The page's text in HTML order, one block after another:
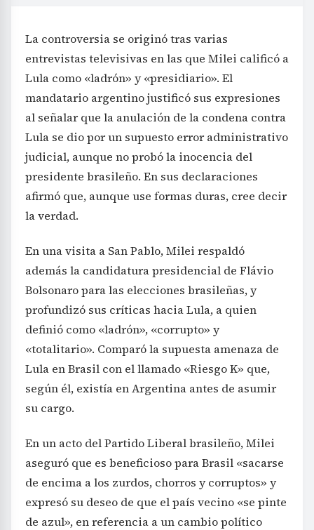
La controversia se originó tras varias
entrevistas televisivas en las que Milei calificó a
Lula como «ladrón» y «presidiario». El
mandatario argentino justificó sus expresiones
al señalar que la anulación de la condena contra
Lula se dio por un supuesto error administrativo
judicial, aunque no probó la inocencia del
presidente brasileño. En sus declaraciones
afirmó que, aunque use formas duras, cree decir
la verdad.
En una visita a San Pablo, Milei respaldó
además la candidatura presidencial de Flávio
Bolsonaro para las elecciones brasileñas, y
profundizó sus críticas hacia Lula, a quien
definió como «ladrón», «corrupto» y
«totalitario». Comparó la supuesta amenaza de
Lula en Brasil con el llamado «Riesgo K» que,
según él, existía en Argentina antes de asumir
su cargo.
En un acto del Partido Liberal brasileño, Milei
aseguró que es beneficioso para Brasil «sacarse
de encima a los zurdos, chorros y corruptos» y
expresó su deseo de que el país vecino «se pinte
de azul», en referencia a un cambio político